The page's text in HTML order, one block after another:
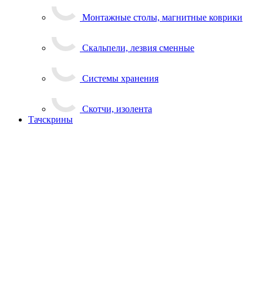
Скальпели, лезвия сменные
Системы хранения
Тачскрины